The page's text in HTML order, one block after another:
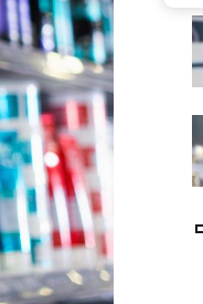
en Suisse :
est l’origine de la
?
alimentaires :
nouvelle arme contre
réactions sévères